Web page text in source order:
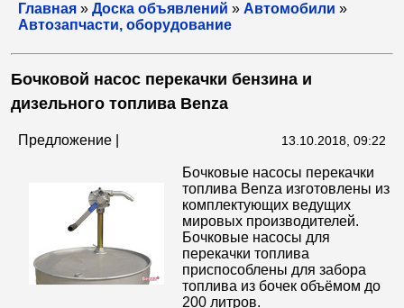
Главная » Доска объявлений » Автомобили »
Автозапчасти, оборудование
Бочковой насос перекачки бензина и
дизельного топлива Benza
Предложение | 13.10.2018, 09:22
Бочковые насосы перекачки
топлива Benza изготовлены из
комплектующих ведущих
мировых производителей.
Бочковые насосы для
перекачки топлива
приспособлены для забора
топлива из бочек объёмом до
200 литров.